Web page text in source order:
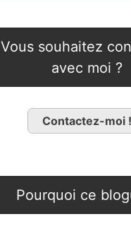
Vous souhaitez
avec moi ?
Contactez-moi !
Pourquoi ce